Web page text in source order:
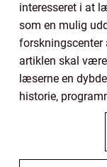
interesseret i at
som en mulig
forskningscenter
artiklen skal
læserne en
historie,